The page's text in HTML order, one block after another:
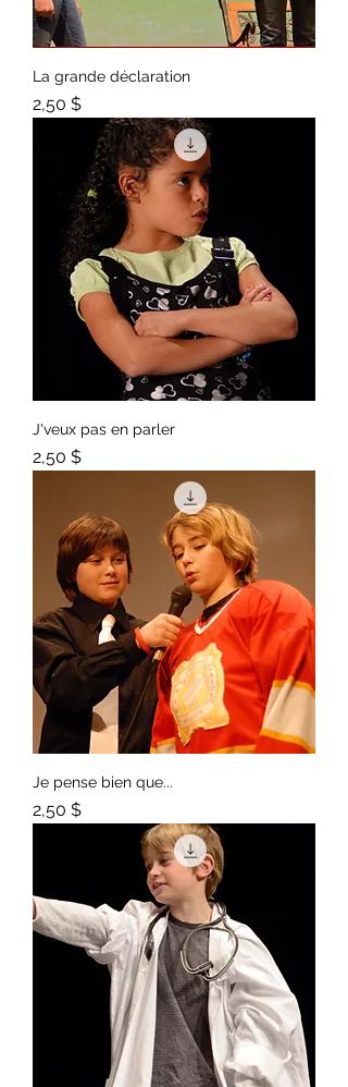
La grande déclaration
Prix
2,50 $
J'veux pas en parler
Prix
2,50 $
Je pense bien que...
Prix
2,50 $